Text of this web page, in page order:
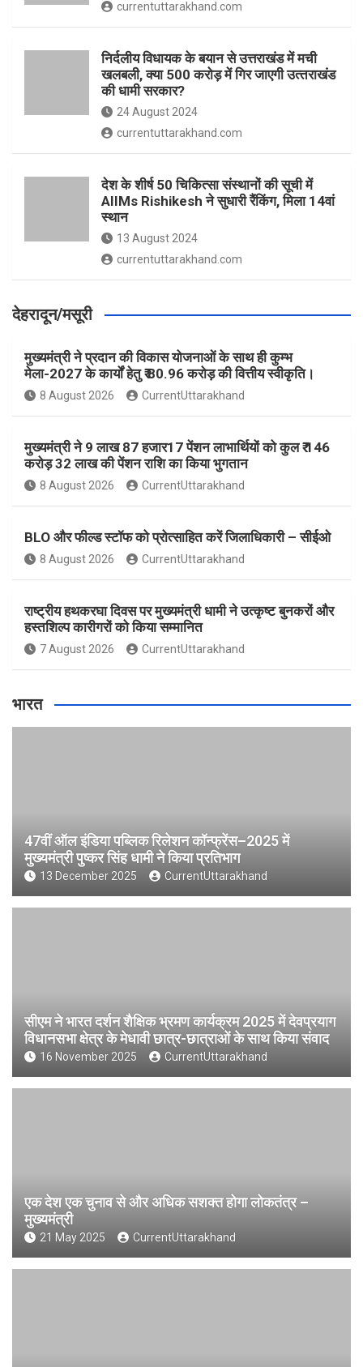
currentuttarakhand.com
निर्दलीय विधायक के बयान से उत्तराखंड में मची
खलबली, क्‍या 500 करोड़ में गिर जाएगी उत्‍तराखंड
की धामी सरकार?
24 August 2024
currentuttarakhand.com
देश के शीर्ष 50 चिकित्सा संस्थानों की सूची में
AIIMs Rishikesh ने सुधारी रैंकिंग, मिला 14वां
स्थान
13 August 2024
currentuttarakhand.com
देहरादून/मसूरी
मुख्यमंत्री ने प्रदान की विकास योजनाओं के साथ ही कुम्भ
मेला-2027 के कार्यों हेतु ₹ 80.96 करोड़ की वित्तीय स्वीकृति।
8 August 2026 CurrentUttarakhand
मुख्यमंत्री ने 9 लाख 87 हजार17 पेंशन लाभार्थियों को कुल ₹ 146
करोड़ 32 लाख की पेंशन राशि का किया भुगतान
8 August 2026 CurrentUttarakhand
BLO और फील्ड स्टॉफ को प्रोत्साहित करें जिलाधिकारी – सीईओ
8 August 2026 CurrentUttarakhand
राष्ट्रीय हथकरघा दिवस पर मुख्यमंत्री धामी ने उत्कृष्ट बुनकरों और
हस्तशिल्प कारीगरों को किया सम्मानित
7 August 2026 CurrentUttarakhand
भारत
47वीं ऑल इंडिया पब्लिक रिलेशन कॉन्फ्रेंस–2025 में
मुख्यमंत्री पुष्कर सिंह धामी ने किया प्रतिभाग
13 December 2025 CurrentUttarakhand
सीएम ने भारत दर्शन शैक्षिक भ्रमण कार्यक्रम 2025 में देवप्रयाग
विधानसभा क्षेत्र के मेधावी छात्र-छात्राओं के साथ किया संवाद
16 November 2025 CurrentUttarakhand
एक देश एक चुनाव से और अधिक सशक्त होगा लोकतंत्र –
मुख्यमंत्री
21 May 2025 CurrentUttarakhand